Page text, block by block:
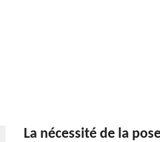
La nécessité de la